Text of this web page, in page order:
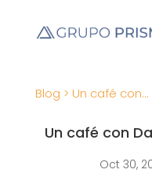
Blog > Un café con…
Un café con
Oct 30,